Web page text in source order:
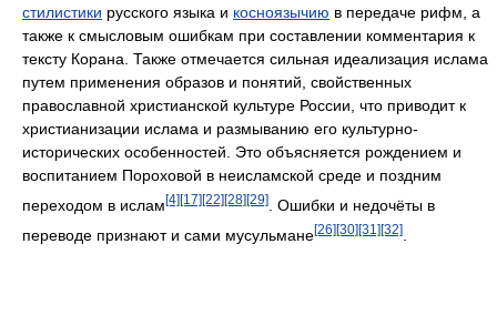
стилистики русского языка и косноязычию в передаче рифм, а
также к смысловым ошибкам при составлении комментария к
тексту Корана. Также отмечается сильная идеализация ислама
путем применения образов и понятий, свойственных
православной христианской культуре России, что приводит к
христианизации ислама и размыванию его культурно-
исторических особенностей. Это объясняется рождением и
воспитанием Пороховой в неисламской среде и поздним
переходом в ислам [4] [17] [22] [28] [29]
. Ошибки и недочёты в
переводе признают и сами мусульмане[26][30][31][32]